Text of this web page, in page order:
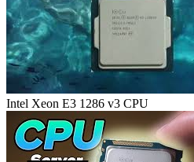
Intel Xeon E3 1286 v3 CPU